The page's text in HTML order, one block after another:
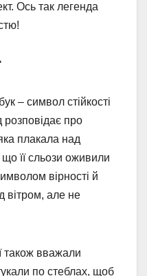
Ось так легенда
– символ стійкості
розповідає про
плакала над
її сльози оживили
вірності й
вітром, але не
також вважали
по стеблах, щоб